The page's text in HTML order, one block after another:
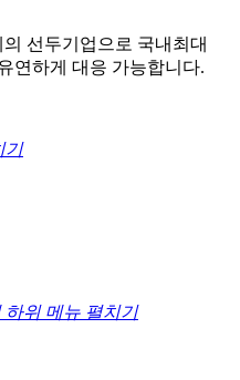
선두기업으로 국내최대
연하게 대응 가능합니다.
기
하위 메뉴 펼치기